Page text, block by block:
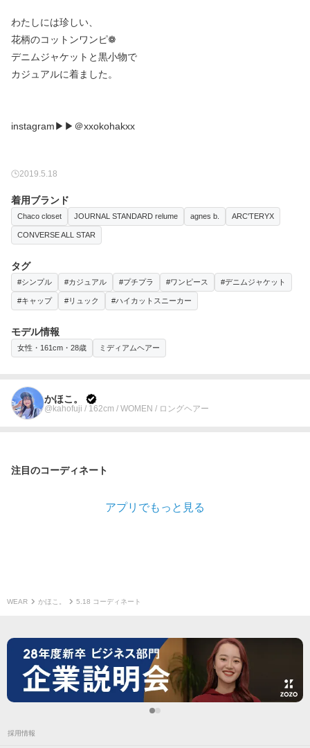
わたしには珍しい、
花柄のコットンワンピ❁
デニムジャケットと黒小物で
カジュアルに着ました。
instagram▶︎▶︎＠xxokohakxx
2019.5.18
着用ブランド
Chaco closet JOURNAL STANDARD relume agnes b. ARC'TERYX
CONVERSE ALL STAR
タグ
#シンプル #カジュアル #プチプラ #ワンピース #デニムジャケット
#キャップ #リュック #ハイカットスニーカー
モデル情報
女性・161cm・28歳 ミディアムヘアー
かほこ。
@kahofuji / 162cm / WOMEN / ロングヘアー
注目のコーディネート
アプリでもっと見る
WEAR かほこ。 5.18 コーディネート
採用情報